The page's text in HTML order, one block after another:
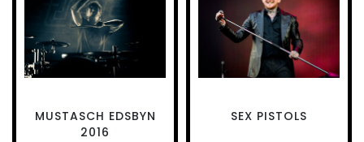
MUSTASCH EDSBYN
2016
SEX PISTOLS